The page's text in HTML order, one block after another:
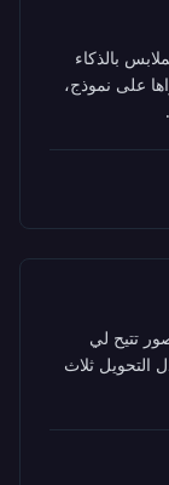
بالذكاء
على نموذج،
تتيح لي
التحويل ثلاث